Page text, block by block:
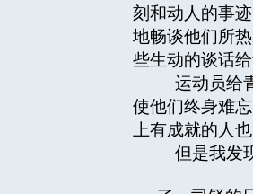
刻和动人的事
地畅谈他们所
些生动的谈话
运动员给
使他们终身难
上有成就的人
但是我发